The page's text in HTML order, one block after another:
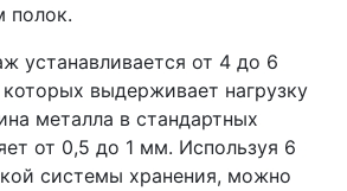
полок.
устанавливается от 4 до 6
выдерживает нагрузку
металла в стандартных
от 0,5 до 1 мм. Используя 6
системы хранения, можно